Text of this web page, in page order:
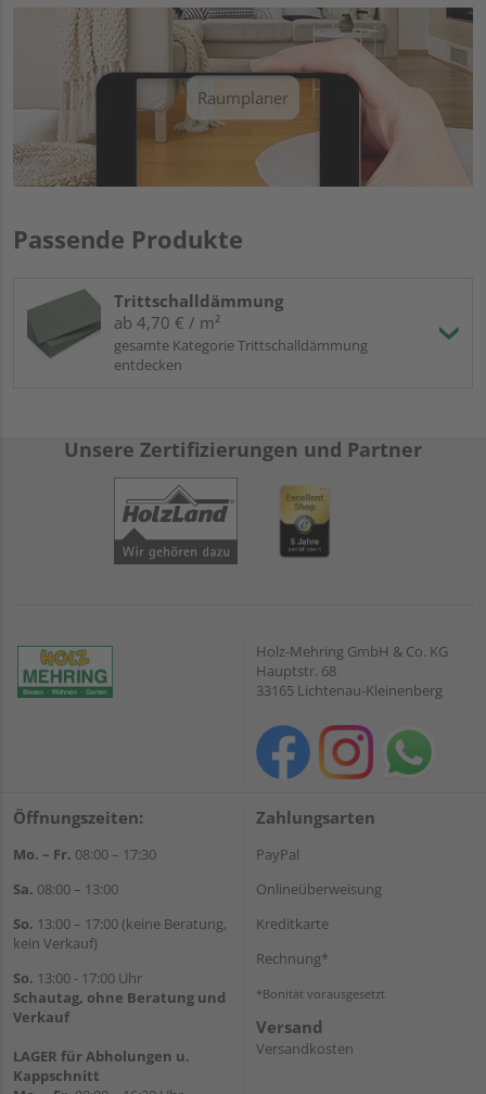
Raumplaner
Passende Produkte
Trittschalldämmung
ab 4,70 € / m²
gesamte Kategorie Trittschalldämmung
entdecken
Unsere Zertifizierungen und Partner
Holz-Mehring GmbH & Co. KG
Hauptstr. 68
33165 Lichtenau-Kleinenberg
Öffnungszeiten:
Mo. – Fr. 08:00 – 17:30
Sa. 08:00 – 13:00
So. 13:00 – 17:00 (keine Beratung,
kein Verkauf)
So. 13:00 - 17:00 Uhr
Schautag, ohne Beratung und
Verkauf
LAGER für Abholungen u.
Kappschnitt
Zahlungsarten
PayPal
Onlineüberweisung
Kreditkarte
Rechnung*
*Bonität vorausgesetzt
Versand
Versandkosten